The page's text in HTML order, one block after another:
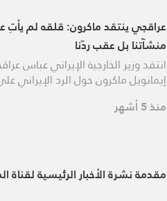
عراقجي ينتقد ماكرون: قلقه لم
منشآتنا بل عقب ردّنا
انتقد وزير الخارجية الإيراني عباس
إيمانويل ماكرون حول الرد الإيراني
منذ 5 أشهر
مقدمة نشرة الأخبار الرئيسية لقناة المنار